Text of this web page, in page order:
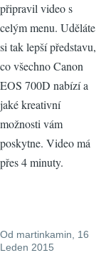
připravil video s
celým menu. Uděláte
si tak lepší představu,
co všechno Canon
EOS 700D nabízí a
jaké kreativní
možnosti vám
poskytne. Video má
přes 4 minuty.
Od martinkamin, 16
Leden 2015